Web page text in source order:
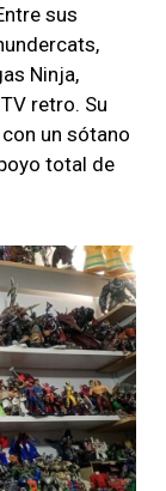
sus
Ninja,
retro. Su
un sótano
total de